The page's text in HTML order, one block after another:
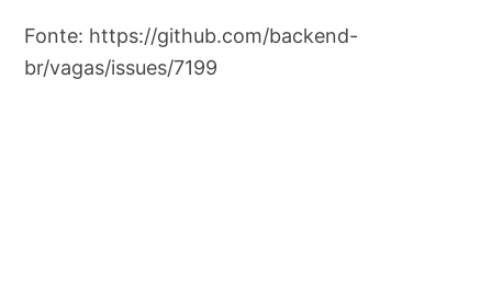
Fonte: https://github.com/backend-
br/vagas/issues/7199